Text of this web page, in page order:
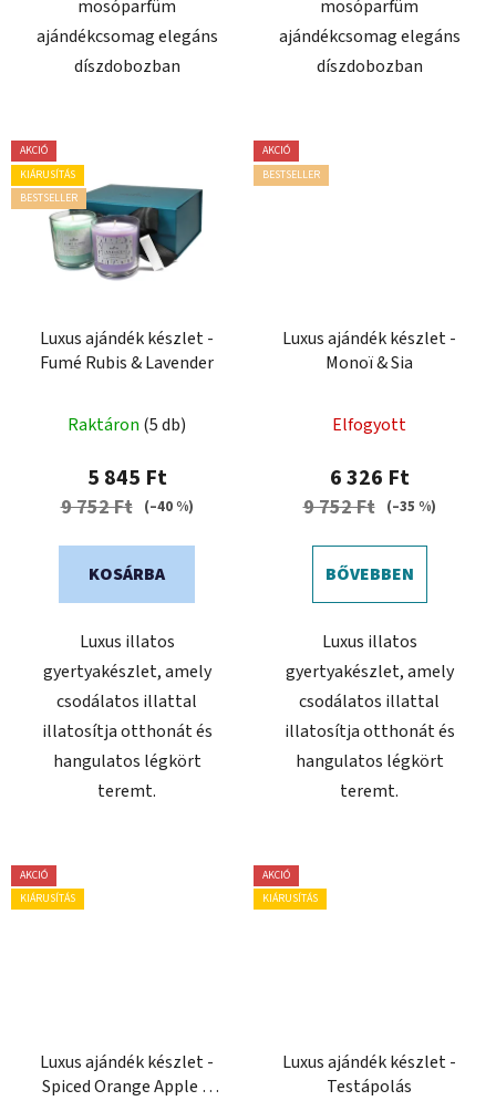
mosóparfüm
ajándékcsomag elegáns
díszdobozban
mosóparfüm
ajándékcsomag elegáns
díszdobozban
AKCIÓ
KIÁRUSÍTÁS
BESTSELLER
Luxus ajándék készlet -
Fumé Rubis & Lavender
Raktáron (5 db)
5 845 Ft
9 752 Ft (–40 %)
KOSÁRBA
Luxus illatos
gyertyakészlet, amely
csodálatos illattal
illatosítja otthonát és
hangulatos légkört
teremt.
AKCIÓ
BESTSELLER
Luxus ajándék készlet -
Monoï & Sia
termék
átlagos
értékelése
0,0
Elfogyott
6 326 Ft
9 752 Ft (–35 %)
BŐVEBBEN
Luxus illatos
gyertyakészlet, amely
csodálatos illattal
illatosítja otthonát és
hangulatos légkört
teremt.
AKCIÓ
KIÁRUSÍTÁS
Luxus ajándék készlet -
Spiced Orange Apple &
AKCIÓ
KIÁRUSÍTÁS
Luxus ajándék készlet -
Testápolás